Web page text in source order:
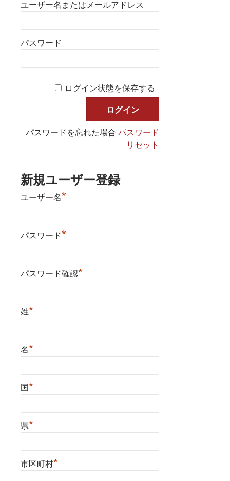
ユーザー名またはメールアドレス
パスワード
ログイン状態を保存する
パスワードを忘れた場合パスワード
リセット
新規ユーザー登録
ユーザー名*
パスワード*
パスワード確認*
姓*
名*
国*
県*
市区町村*